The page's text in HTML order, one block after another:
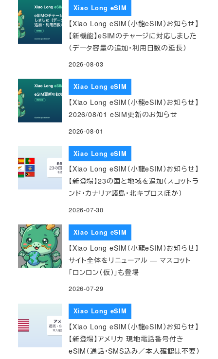
Xiao Long eSIM
【Xiao Long eSIM（小龍eSIM）お知らせ】
【新機能】eSIMのチャージに対応しました
（データ容量の追加・利用日数の延長）
2026-08-03
Xiao Long eSIM
【Xiao Long eSIM（小龍eSIM）お知らせ】
2026/08/01 eSIM更新のお知らせ
2026-08-01
Xiao Long eSIM
【Xiao Long eSIM（小龍eSIM）お知らせ】
【新登場】23の国と地域を追加（スコットラ
ンド・カナリア諸島・北キプロスほか）
2026-07-30
Xiao Long eSIM
【Xiao Long eSIM（小龍eSIM）お知らせ】
サイト全体をリニューアル — マスコット
「ロンロン（仮）」も登場
2026-07-29
Xiao Long eSIM
【Xiao Long eSIM（小龍eSIM）お知らせ】
【新登場】アメリカ 現地電話番号付き
eSIM（通話・SMS込み／本人確認は不要）